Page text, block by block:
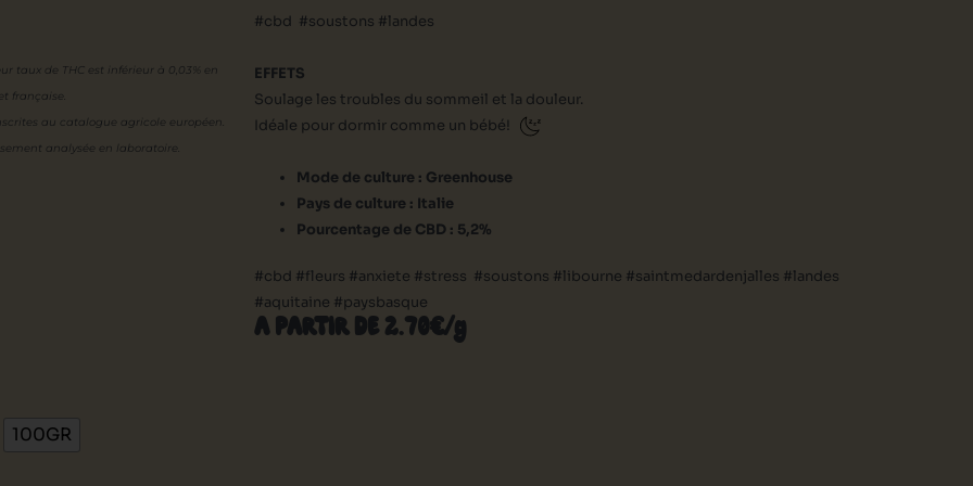
taux de THC est inférieur à 0,03% en
française.
au catalogue agricole européen.
analysée en laboratoire.
#cbd #soustons #landes
EFFETS
Soulage les troubles du sommeil et la douleur.
Idéale pour dormir comme un bébé!
Mode de culture : Greenhouse
Pays de culture : Italie
Pourcentage de CBD : 5,2%
#cbd #fleurs #anxiete #stress #soustons #libourne #saintmedardenjalles #landes
#aquitaine #paysbasque
A PARTIR DE 2.70€/g
100GR